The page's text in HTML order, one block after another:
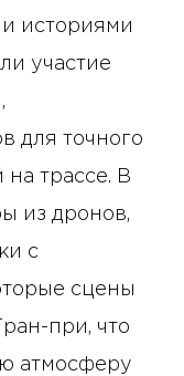
историями
участие
для точного
трассе. В
из дронов,
с
сцены
при, что
атмосферу